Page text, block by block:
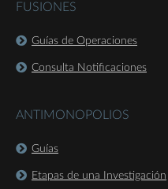
FUSIONES
Guías de Operaciones
Consulta Notificaciones
ANTIMONOPOLIOS
Guías
Etapas de una Investigación